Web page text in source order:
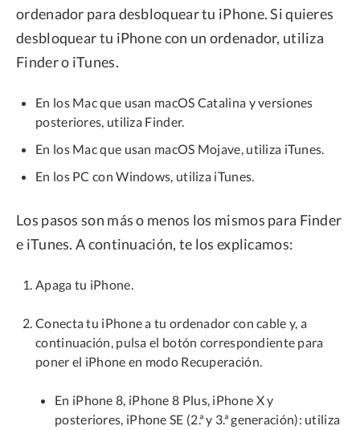
ordenador para desbloquear tu iPhone. Si quieres
desbloquear tu iPhone con un ordenador, utiliza
Finder o iTunes.
En los Mac que usan macOS Catalina y versiones
posteriores, utiliza Finder.
En los Mac que usan macOS Mojave, utiliza iTunes.
En los PC con Windows, utiliza iTunes.
Los pasos son más o menos los mismos para Finder
e iTunes. A continuación, te los explicamos:
Apaga tu iPhone.
Conecta tu iPhone a tu ordenador con cable y, a
continuación, pulsa el botón correspondiente para
poner el iPhone en modo Recuperación.
En iPhone 8, iPhone 8 Plus, iPhone X y
posteriores, iPhone SE (2.ª y 3.ª generación): utiliza